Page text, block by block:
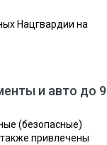
Нацгвардии на
и авто до 9
(безопасные)
привлечены